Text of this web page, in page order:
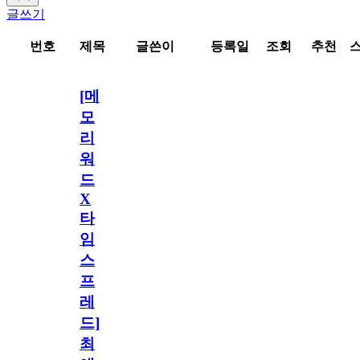
글쓰기
번호 제목 글쓴이 등록일 조회 추천
[메
모
리
워
드
X
타
임
스
프
레
드]
최